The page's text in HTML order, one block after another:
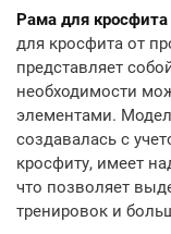
Рама для кросфита
для кросфита от
представляет
необходимости
элементами.
создавалась с
кросфиту, имеет
что позволяет
тренировок и